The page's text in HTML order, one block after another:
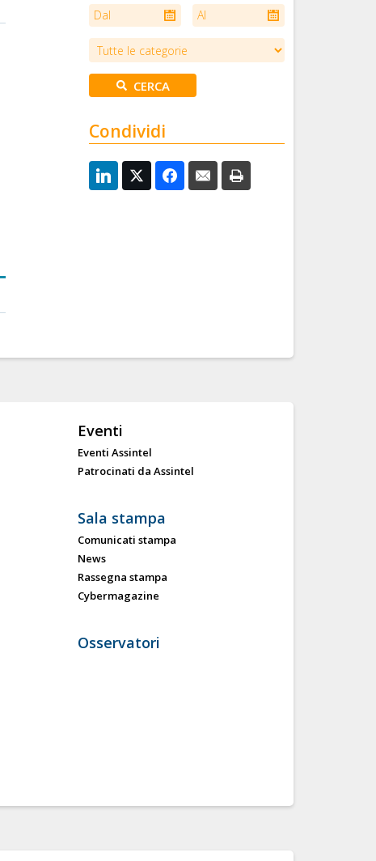
Condividi
Eventi
Eventi Assintel
Patrocinati da Assintel
Sala stampa
Comunicati stampa
News
Rassegna stampa
Cybermagazine
Osservatori